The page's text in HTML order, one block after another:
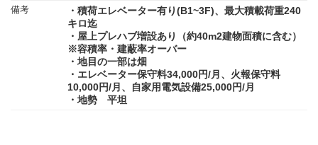
備考
・積荷エレベーター有り(B1~3F)、最大積載荷重240
キロ迄
・屋上プレハブ増設あり（約40m2建物面積に含む）
※容積率・建蔽率オーバー
・地目の一部は畑
・エレベーター保守料34,000円/月、火報保守料
10,000円/月、自家用電気設備25,000円/月
・地勢 平坦